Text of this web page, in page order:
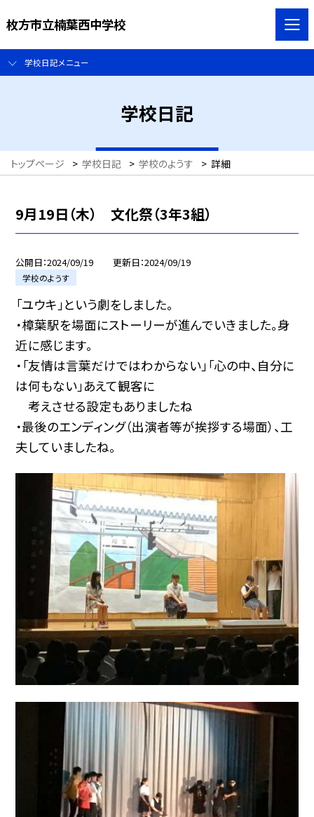
枚方市立楠葉西中学校
学校日記メニュー
学校日記
トップページ > 学校日記 > 学校のようす > 詳細
9月19日（木） 文化祭（3年3組）
公開日 2024/09/19 更新日 2024/09/19
学校のようす
「ユウキ」という劇をしました。
・樟葉駅を場面にストーリーが進んでいきました。身
近に感じます。
・「友情は言葉だけではわからない」「心の中、自分に
は何もない」あえて観客に
考えさせる設定もありましたね
・最後のエンディング（出演者等が挨拶する場面）、工
夫していましたね。